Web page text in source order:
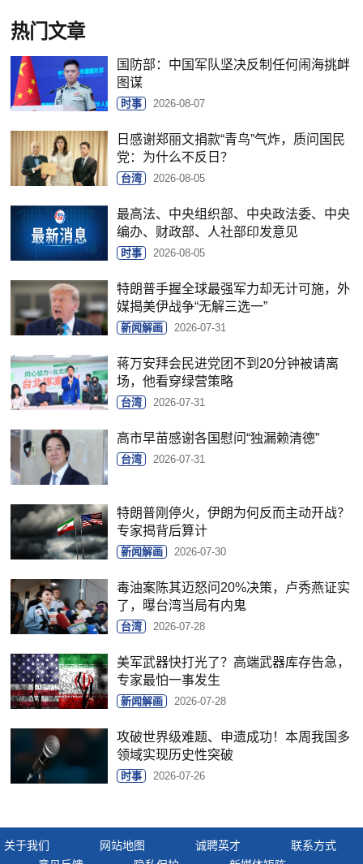
热门文章
国防部：中国军队坚决反制任何闹海挑衅
图谋
时事 2026-08-07
日感谢郑丽文捐款“青鸟”气炸，质问国民
党：为什么不反日？
台湾 2026-08-05
最高法、中央组织部、中央政法委、中央
编办、财政部、人社部印发意见
时事 2026-08-05
特朗普手握全球最强军力却无计可施，外
媒揭美伊战争“无解三选一”
新闻解画 2026-07-31
蒋万安拜会民进党团不到20分钟被请离
场，他看穿绿营策略
台湾 2026-07-31
高市早苗感谢各国慰问“独漏赖清德”
台湾 2026-07-31
特朗普刚停火，伊朗为何反而主动开战？
专家揭背后算计
新闻解画 2026-07-30
毒油案陈其迈怒问20%决策，卢秀燕证实
了，曝台湾当局有内鬼
台湾 2026-07-28
美军武器快打光了？高端武器库存告急，
专家最怕一事发生
新闻解画 2026-07-28
攻破世界级难题、申遗成功！本周我国多
领域实现历史性突破
时事 2026-07-26
关于我们 网站地图 诚聘英才
联系方式